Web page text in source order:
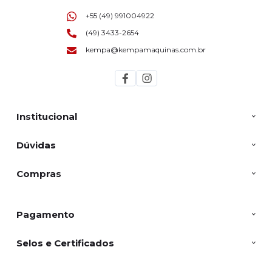
Institucional
Dúvidas
Compras
+55 (49) 991004922
(49) 3433-2654
kempa@kempamaquinas.com.br
Pagamento
Selos e Certificados